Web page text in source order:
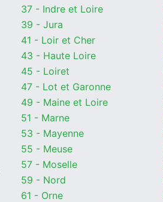
37 - Indre et Loire
39 - Jura
41 - Loir et Cher
43 - Haute Loire
45 - Loiret
47 - Lot et Garonne
49 - Maine et Loire
51 - Marne
53 - Mayenne
55 - Meuse
57 - Moselle
59 - Nord
61 - Orne